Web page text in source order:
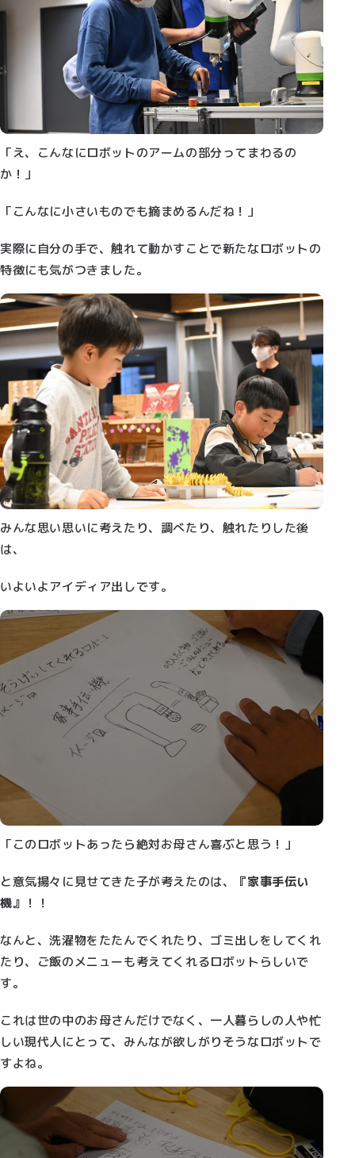
「え、こんなにロボットのアームの部分ってまわるの
か！」
「こんなに小さいものでも摘まめるんだね！」
実際に自分の手で、触れて動かすことで新たなロボットの
特徴にも気がつきました。
みんな思い思いに考えたり、調べたり、触れたりした後
は、
いよいよアイディア出しです。
「このロボットあったら絶対お母さん喜ぶと思う！」
と意気揚々に見せてきた子が考えたのは、
『家事手伝い
機』 ！！
なんと、洗濯物をたたんでくれたり、ゴミ出しをしてくれ
たり、ご飯のメニューも考えてくれるロボットらしいで
す。
これは世の中のお母さんだけでなく、一人暮らしの人や忙
しい現代人にとって、みんなが欲しがりそうなロボットで
すよね。